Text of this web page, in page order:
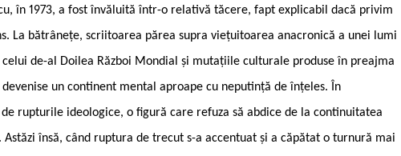
în 1973, a fost învăluită într-o relativă tăcere, fapt explicabil dacă privim
La bătrânețe, scriitoarea părea supra ­viețuitoarea anacronică a unei lumi
de-al Doilea Război Mondial și mutațiile culturale produse în preajma
un continent mental aproape cu neputință de înțeles. În
rupturile ideologice, o figură care refuza să abdice de la continuitatea
însă, când ruptura de trecut s-a accentuat și a căpătat o turnură mai